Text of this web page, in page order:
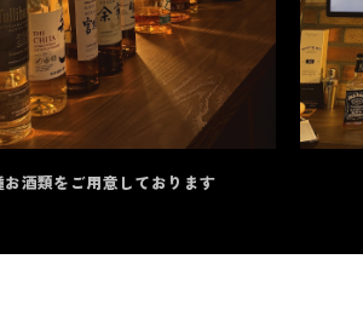
酒類をご用意しております